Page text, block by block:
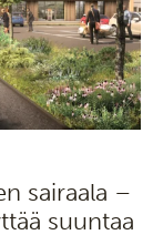
sairaala –
suuntaa